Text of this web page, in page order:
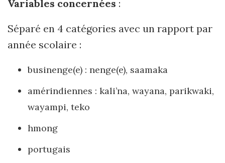
Variables concernées :
Séparé en 4 catégories avec un rapport par
année scolaire :
businenge(e) : nenge(e), saamaka
amérindiennes : kali’na, wayana, parikwaki,
wayampi, teko
hmong
portugais